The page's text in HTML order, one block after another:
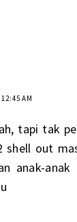
AM
tapi tak
shell out
anak-